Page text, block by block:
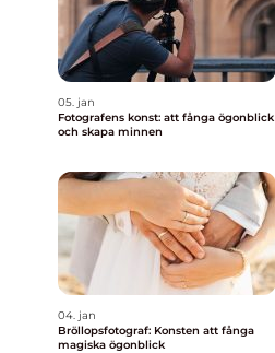
05. jan
Fotografens konst: att fånga ögonblick
och skapa minnen
04. jan
Bröllopsfotograf: Konsten att fånga
magiska ögonblick